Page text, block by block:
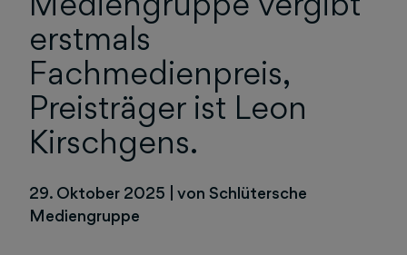
erstmals
Fachmedienpreis,
Preisträger ist Leon
Kirschgens.
29. Oktober 2025
von Schlütersche
Mediengruppe